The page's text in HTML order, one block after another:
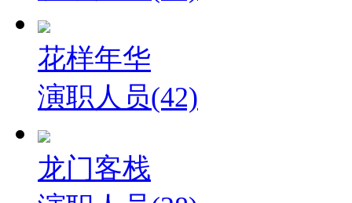
花样年华
演职人员(42)
龙门客栈